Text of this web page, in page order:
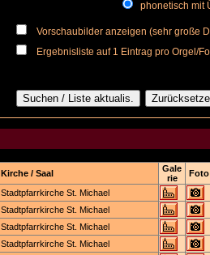
phonetisch mit
Vorschaubilder anzeigen (sehr große
Ergebnisliste auf 1 Eintrag pro Orgel/
Kirche / Saal
Gale
rie
Foto
Stadtpfarrkirche St. Michael
Stadtpfarrkirche St. Michael
Stadtpfarrkirche St. Michael
Stadtpfarrkirche St. Michael